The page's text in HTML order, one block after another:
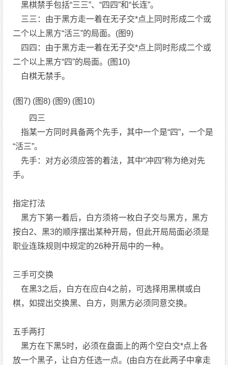
黑棋禁手包括“三三”、“四四”和“长连”。
三三：由于黑方走一着在无子交*点上同时形成二个或
二个以上黑方“活三”的局面。(图9)
四四：由于黑方走一着在无子交*点上同时形成二个或
二个以上黑方“四”的局面。(图10)
白棋无禁手。
(图7) (图8) (图9) (图10)
四三
指某一方同时具备两个先手，其中一个是“四”，一个是
“活三”。
先手：对方必须应答的着法，其中“冲四”称为绝对先
手。
指定打法
黑方下第一着后，白方须将一枚白子交与黑方，黑方
按白2、黑3的顺序摆出某种开局，但此开局局面必须是
职业连珠规则中规定的26种开局中的一种。
三手可交换
在黑3之后，白方在应白4之前，可选择用黑棋或白
棋，如提出交换黑、白方，则黑方必须同意交换。
五手两打
黑方在下黑5时，必须在盘面上的两个空白交*点上各
放一个黑子，让白方任选一点。(由白方在此两子中拿走